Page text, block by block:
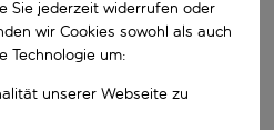
automatische
aus.
Sie jederzeit widerrufen oder
wir Cookies sowohl als auch
Technologie um:
unserer Webseite zu